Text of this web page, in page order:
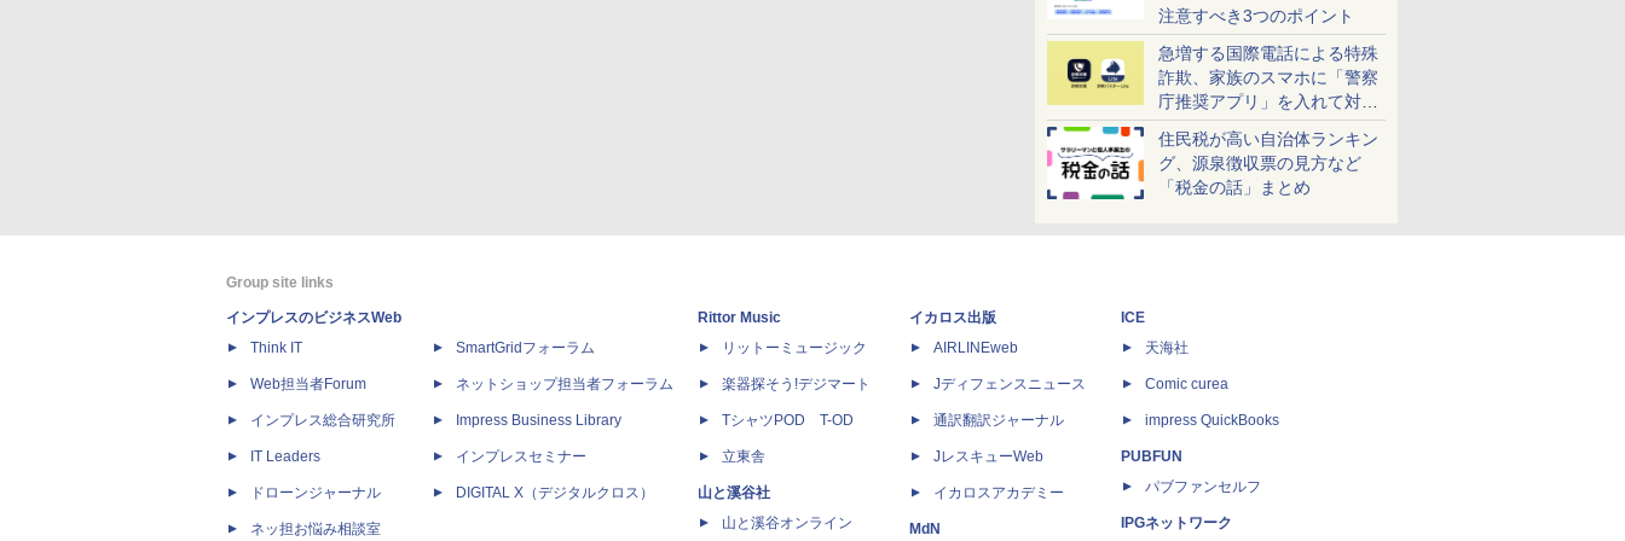
注意すべき3つのポイント
急増する国際電話による特殊
詐欺、家族のスマホに「警察
庁推奨アプリ」を入れて対策
しよう！
住民税が高い自治体ランキン
グ、源泉徴収票の見方など
「税金の話」まとめ
Group site links
インプレスのビジネスWeb
Think IT
Web担当者Forum
インプレス総合研究所
IT Leaders
ドローンジャーナル
ネッ担お悩み相談室
SmartGridフォーラム
ネットショップ担当者フォーラム
Impress Business Library
インプレスセミナー
DIGITAL X（デジタルクロス）
Rittor Music
リットーミュージック
楽器探そう!デジマート
TシャツPOD T-OD
立東舎
山と溪谷社
山と溪谷オンライン
イカロス出版
AIRLINEweb
Jディフェンスニュース
通訳翻訳ジャーナル
JレスキューWeb
イカロスアカデミー
MdN
ICE
天海社
Comic curea
impress QuickBooks
PUBFUN
パブファンセルフ
IPGネットワーク